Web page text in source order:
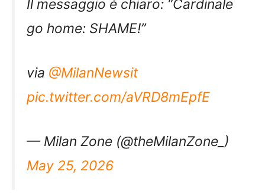
Il messaggio è chiaro: “Cardinale
go home: SHAME!”
via @MilanNewsit
pic.twitter.com/aVRD8mEpfE
— Milan Zone (@theMilanZone_)
May 25, 2026